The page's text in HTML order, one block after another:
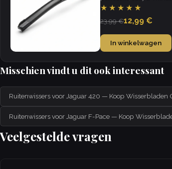
weather.
★★★★★
23,99 €12,99 €
In winkelwagen
Misschien vindt u dit ook interessant
Ruitenwissers voor Jaguar 420 — Koop Wisserbladen
Ruitenwissers voor Jaguar F-Pace — Koop
Veelgestelde vragen